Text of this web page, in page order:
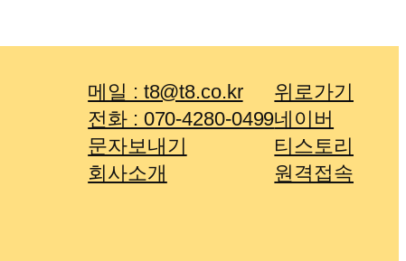
메일 : t8@t8.co.kr
전화 : 070-4280-0499
문자보내기
회사소개
위로가기
네이버
티스토리
원격접속